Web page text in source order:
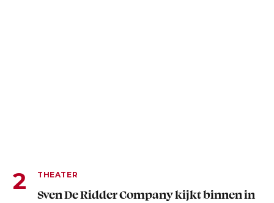
THEATER
Sven De Ridder Company kijkt binnen in